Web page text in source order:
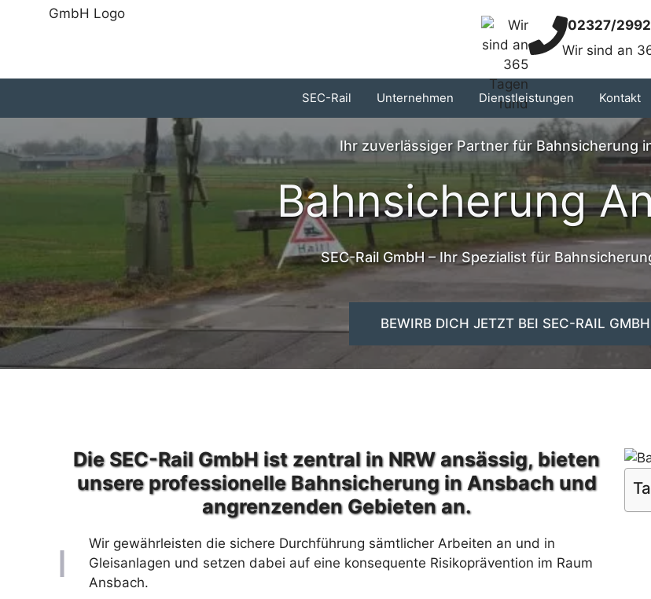
02327/
Wir sind an
SEC-Rail Unternehmen Dienstleistungen Kontakt
Ihr zuverlässiger Partner für Bahnsicherung
Bahnsicherung
SEC-Rail GmbH – Ihr Spezialist für
BEWIRB DICH JETZT BEI SEC-RAIL GMBH
Die SEC-Rail GmbH ist zentral in NRW ansässig, bieten
unsere professionelle Bahnsicherung in Ansbach und
angrenzenden Gebieten an.
Wir gewährleisten die sichere Durchführung sämtlicher Arbeiten an und in
Gleisanlagen und setzen dabei auf eine konsequente Risikoprävention im Raum
Ansbach.